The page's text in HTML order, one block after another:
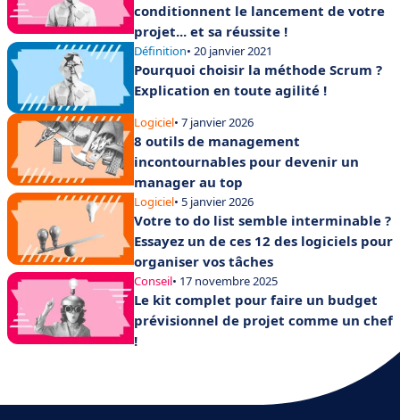
conditionnent le lancement de votre
projet... et sa réussite !
Définition• 20 janvier 2021
Pourquoi choisir la méthode Scrum ?
Explication en toute agilité !
Logiciel• 7 janvier 2026
8 outils de management
incontournables pour devenir un
manager au top
Logiciel• 5 janvier 2026
Votre to do list semble interminable ?
Essayez un de ces 12 des logiciels pour
organiser vos tâches
Conseil• 17 novembre 2025
Le kit complet pour faire un budget
prévisionnel de projet comme un chef
!